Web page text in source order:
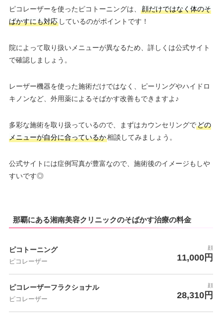
ピコレーザーを使ったピコトーニングは、
顔だけではなく体のそ
ばかすにも対応しているのがポイントです！
院によって取り扱いメニューが異なるため、詳しくは公式サイト
で確認しましょう。
レーザー機器を使った施術だけではなく、ピーリングやハイドロ
キノンなど、外用薬によるそばかす改善もできますよ♪
多彩な施術を取り扱っているので、まずはカウンセリングでどの
メニューが自分に合っているか相談してみましょう。
公式サイトには症例写真が豊富なので、施術後のイメージもしや
すいです◎
那覇にある湘南美容クリニックのそばかす治療の料金
ピコトーニング
ピコレーザー
顔
11,000円
ピコレーザーフラクショナル
ピコレーザー
顔
28,310円